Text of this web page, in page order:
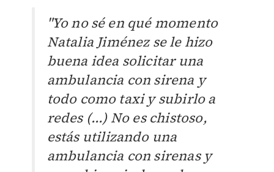
"Yo no sé en qué momento
Natalia Jiménez se le hizo
buena idea solicitar una
ambulancia con sirena y
todo como taxi y subirlo a
redes (...) No es chistoso,
estás utilizando una
ambulancia con sirenas y